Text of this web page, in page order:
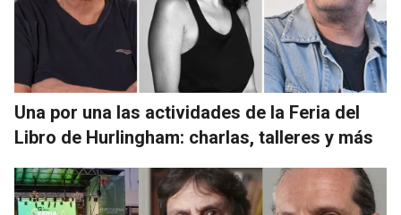
Una por una las actividades de la Feria del
Libro de Hurlingham: charlas, talleres y más